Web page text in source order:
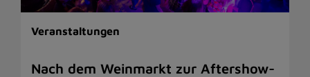
Veranstaltungen
Nach dem Weinmarkt zur Aftershow-